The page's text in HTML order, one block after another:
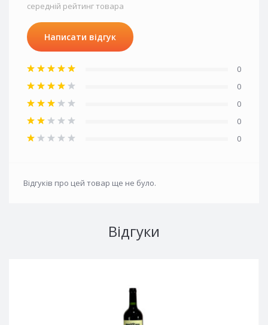
середній рейтинг товара
Написати відгук
0
0
0
0
0
Відгуків про цей товар ще не було.
Відгуки